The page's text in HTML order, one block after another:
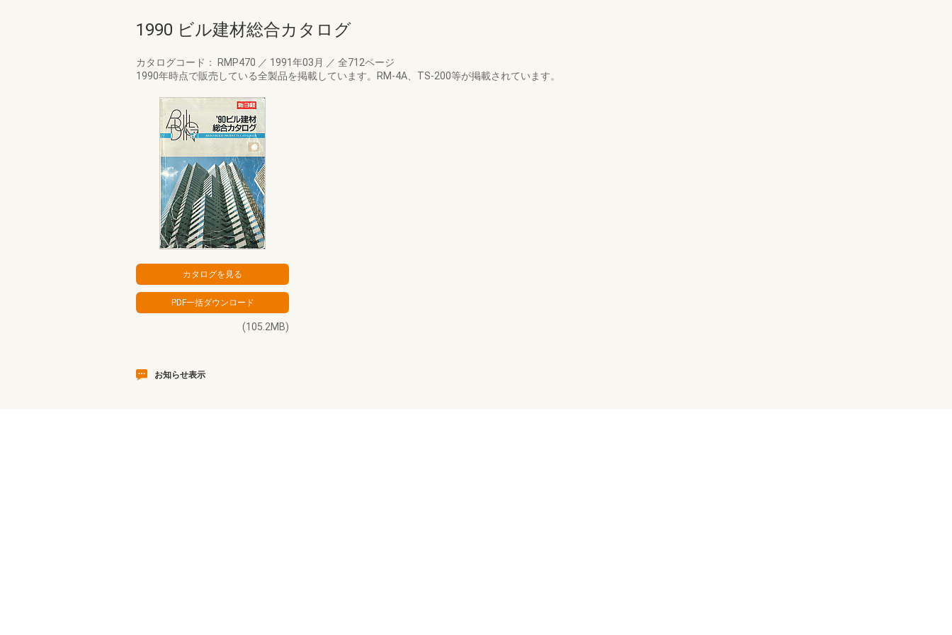
1990 ビル建材総合カタログ
カタログコード： RMP470 ／ 1991年03月 ／ 全712ページ
1990年時点で販売している全製品を掲載しています。RM-4A、TS-200等が掲載されています。
(105.2MB)
お知らせ表示